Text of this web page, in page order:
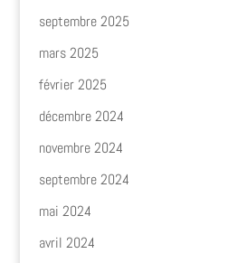
septembre 2025
mars 2025
février 2025
décembre 2024
novembre 2024
septembre 2024
mai 2024
avril 2024